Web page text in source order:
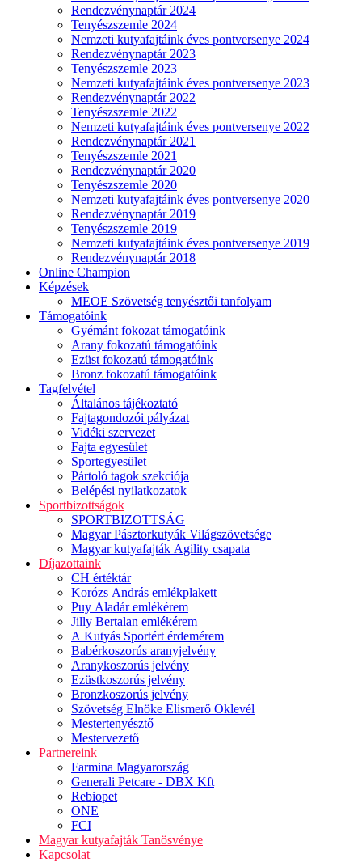
Rendezvénynaptár 2024
Tenyészszemle 2024
Nemzeti kutyafajtáink éves pontversenye 2024
Rendezvénynaptár 2023
Tenyészszemle 2023
Nemzeti kutyafajtáink éves pontversenye 2023
Rendezvénynaptár 2022
Tenyészszemle 2022
Nemzeti kutyafajtáink éves pontversenye 2022
Rendezvénynaptár 2021
Tenyészszemle 2021
Rendezvénynaptár 2020
Tenyészszemle 2020
Nemzeti kutyafajtáink éves pontversenye 2020
Rendezvénynaptár 2019
Tenyészszemle 2019
Nemzeti kutyafajtáink éves pontversenye 2019
Rendezvénynaptár 2018
Online Champion
Képzések
MEOE Szövetség tenyésztői tanfolyam
Támogatóink
Gyémánt fokozat támogatóink
Arany fokozatú támogatóink
Ezüst fokozatú támogatóink
Bronz fokozatú támogatóink
Tagfelvétel
Általános tájékoztató
Fajtagondozói pályázat
Vidéki szervezet
Fajta egyesület
Sportegyesület
Pártoló tagok szekciója
Belépési nyilatkozatok
Sportbizottságok
SPORTBIZOTTSÁG
Magyar Pásztorkutyák Világszövetsége
Magyar kutyafajták Agility csapata
Díjazottaink
CH értéktár
Korózs András emlékplakett
Puy Aladár emlékérem
Jilly Bertalan emlékérem
A Kutyás Sportért érdemérem
Babérkoszorús aranyjelvény
Aranykoszorús jelvény
Ezüstkoszorús jelvény
Bronzkoszorús jelvény
Szövetség Elnöke Elismerő Oklevél
Mestertenyésztő
Mestervezető
Partnereink
Farmina Magyarország
Generali Petcare - DBX Kft
Rebiopet
ONE
FCI
Magyar kutyafajták Tanösvénye
Kapcsolat